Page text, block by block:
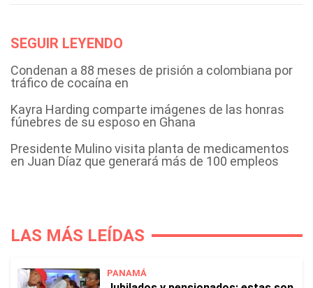
SEGUIR LEYENDO
Condenan a 88 meses de prisión a colombiana por
tráfico de cocaína en
Kayra Harding comparte imágenes de las honras
fúnebres de su esposo en Ghana
Presidente Mulino visita planta de medicamentos
en Juan Díaz que generará más de 100 empleos
LAS MÁS LEÍDAS
PANAMÁ